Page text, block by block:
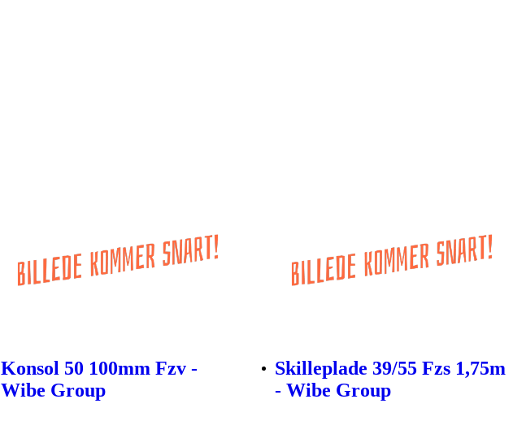
Konsol 50 100mm Fzv -
Wibe Group
Skilleplade 39/55 Fzs 1,75m
- Wibe Group